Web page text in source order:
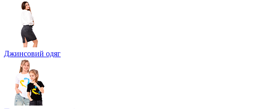
Джинсовий одяг